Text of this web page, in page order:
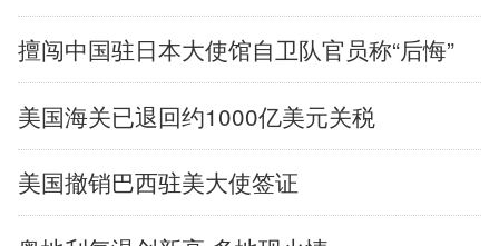
擅闯中国驻日本大使馆自卫队官员称“后悔”
美国海关已退回约1000亿美元关税
美国撤销巴西驻美大使签证